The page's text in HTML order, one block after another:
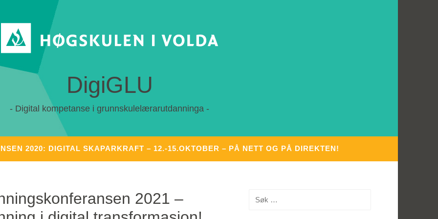
DigiGLU
Digital kompetanse i grunnskulelærarutdanninga
2020: DIGITAL SKAPARKRAFT – 12.-15.OKTOBER – PÅ NETT OG PÅ DIREKTEN!
2021 –